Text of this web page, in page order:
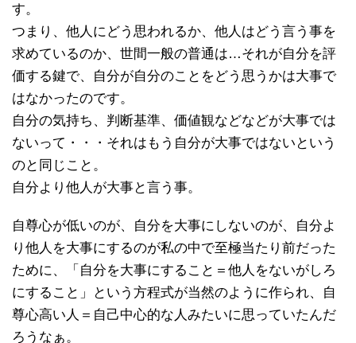
す。
つまり、他人にどう思われるか、他人はどう言う事を
求めているのか、世間一般の普通は…それが自分を評
価する鍵で、自分が自分のことをどう思うかは大事で
はなかったのです。
自分の気持ち、判断基準、価値観などなどが大事では
ないって・・・それはもう自分が大事ではないという
のと同じこと。
自分より他人が大事と言う事。
自尊心が低いのが、自分を大事にしないのが、自分よ
り他人を大事にするのが私の中で至極当たり前だった
ために、「自分を大事にすること＝他人をないがしろ
にすること」という方程式が当然のように作られ、自
尊心高い人＝自己中心的な人みたいに思っていたんだ
ろうなぁ。